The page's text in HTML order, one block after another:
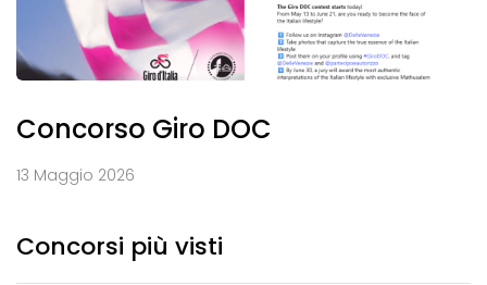
Concorso Giro DOC
13 Maggio 2026
Concorsi più visti